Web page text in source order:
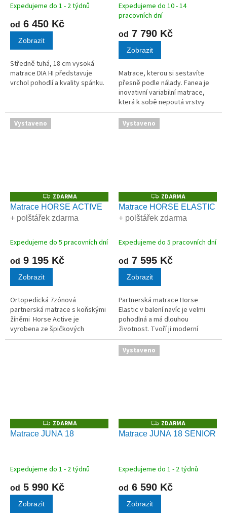
Expedujeme do 1 - 2 týdnů
od 6 450 Kč
Zobrazit
Středně tuhá, 18 cm vysoká
matrace DIA HI představuje
vrchol pohodlí a kvality spánku.
Expedujeme do 10 - 14
pracovních dní
od 7 790 Kč
Zobrazit
Matrace, kterou si sestavíte
přesně podle nálady. Fanea je
inovativní variabilní matrace,
která k sobě nepoutá vrstvy
lepidlem, ale nabízí vám
svobodu volby. Kombinuje
kvalitní elastické pěny o
Vystaveno
Z
D
A
R
ZDARMA
Matrace HORSE ACTIVE
+ polštářek zdarma
Expedujeme do 5 pracovních dní
od 9 195 Kč
Zobrazit
Ortopedická 7zónová
partnerská matrace s koňskými
žíněmi Horse Active je
vyrobena ze špičkových
materiálů - koňských žíní,
Vystaveno
Z
D
A
R
ZDARMA
Matrace HORSE ELASTIC
+ polštářek zdarma
Expedujeme do 5 pracovních dní
od 7 595 Kč
Zobrazit
Partnerská matrace Horse
Elastic v balení navíc je velmi
pohodlná a má dlouhou
životnost. Tvoří ji moderní
VISCO, PUR pěny a šetrně
získané koňské žíně.
Z
D
A
ZDARMA
Matrace JUNA 18
Expedujeme do 1 - 2 týdnů
od 5 990 Kč
Zobrazit
Vystaveno
Z
D
A
ZDARMA
Matrace JUNA 18 SENIOR
Expedujeme do 1 - 2 týdnů
od 6 590 Kč
Zobrazit